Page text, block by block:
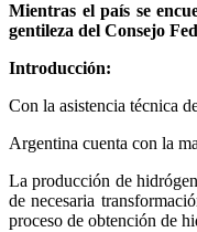
Mientras el país se
gentileza del Consejo
Introducción:
Con la asistencia técnica
Argentina cuenta con la
La producción de
de necesaria
proceso de obtención de